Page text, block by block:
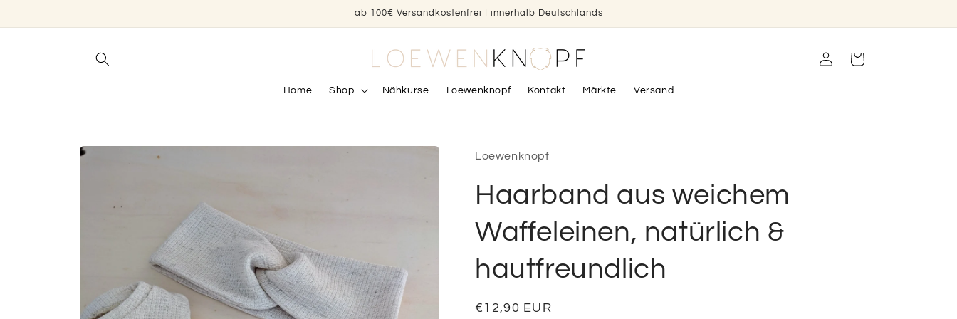
Inhalt
ab 100€ Versandkostenfrei I innerhalb Deutschlands
Home Shop Nähkurse Loewenknopf Kontakt Märkte Versand
EinloggenWarenkorb
Zu
Produktinformationen
Loewenknopf
Haarband aus weichem
Waffeleinen, natürlich &
hautfreundlich
Normaler
€12,90 EUR